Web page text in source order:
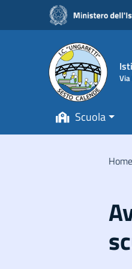
Vai ai contenuti
Vai al menu di
Vai al footer
Via
Scuola
Home